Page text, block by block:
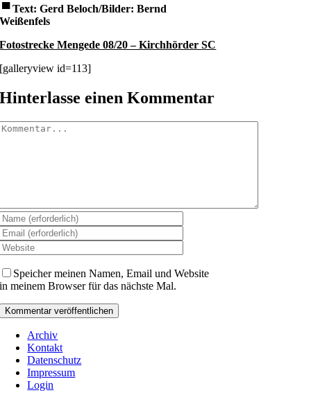
▀Text: Gerd Beloch/Bilder: Bernd
Weißenfels
Fotostrecke Mengede 08/20 – Kirchhörder SC
[galleryview id=113]
Hinterlasse einen Kommentar
Speicher meinen Namen, Email und Website
in meinem Browser für das nächste Mal.
Archiv
Kontakt
Datenschutz
Impressum
Login